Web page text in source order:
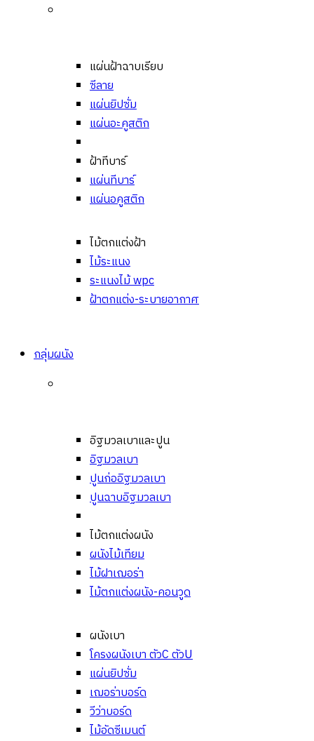
แผ่นฝ้าฉาบเรียบ
ซีลาย
แผ่นยิปซั่ม
แผ่นอะคูสติก
ฝ้าทีบาร์
แผ่นทีบาร์
แผ่นอคูสติก
ไม้ตกแต่งฝ้า
ไม้ระแนง
ระแนงไม้ wpc
ฝ้าตกแต่ง-ระบายอากาศ
กลุ่มผนัง
อิฐมวลเบาและปูน
อิฐมวลเบา
ปูนก่ออิฐมวลเบา
ปูนฉาบอิฐมวลเบา
ไม้ตกแต่งผนัง
ผนังไม้เทียม
ไม้ฝาเฌอร่า
ไม้ตกแต่งผนัง-คอนวูด
ผนังเบา
โครงผนังเบา ตัวC ตัวU
แผ่นยิปซั่ม
เฌอร่าบอร์ด
วีว่าบอร์ด
ไม้อัดซีเมนต์